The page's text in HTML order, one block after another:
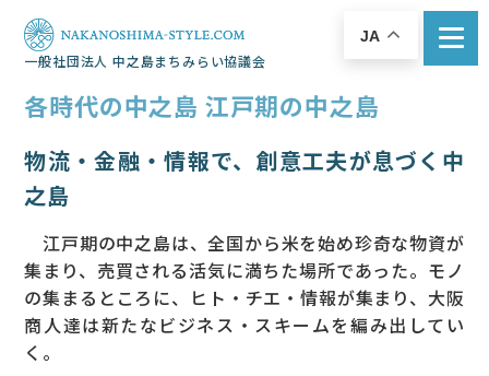
一般社団法人 中之島まちみらい協議会
JA
各時代の中之島 江戸期の中之島
物流・金融・情報で、創意工夫が息づく中
之島
江戸期の中之島は、全国から米を始め珍奇な物資が
集まり、売買される活気に満ちた場所であった。モノ
の集まるところに、ヒト・チエ・情報が集まり、大阪
商人達は新たなビジネス・スキームを編み出してい
く。